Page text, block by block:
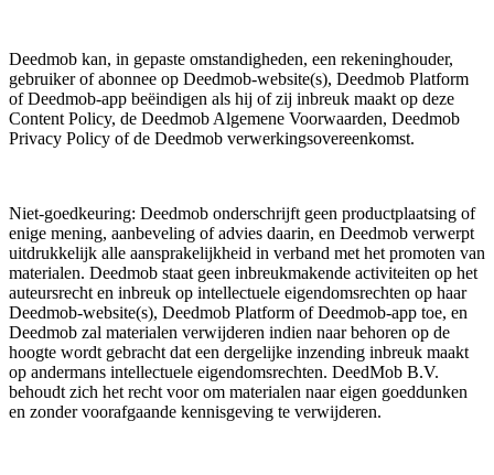
Deedmob kan, in gepaste omstandigheden, een rekeninghouder,
gebruiker of abonnee op Deedmob-website(s), Deedmob Platform
of Deedmob-app beëindigen als hij of zij inbreuk maakt op deze
Content Policy, de Deedmob Algemene Voorwaarden, Deedmob
Privacy Policy of de Deedmob verwerkingsovereenkomst.
Niet-goedkeuring: Deedmob onderschrijft geen productplaatsing of
enige mening, aanbeveling of advies daarin, en Deedmob verwerpt
uitdrukkelijk alle aansprakelijkheid in verband met het promoten van
materialen. Deedmob staat geen inbreukmakende activiteiten op het
auteursrecht en inbreuk op intellectuele eigendomsrechten op haar
Deedmob-website(s), Deedmob Platform of Deedmob-app toe, en
Deedmob zal materialen verwijderen indien naar behoren op de
hoogte wordt gebracht dat een dergelijke inzending inbreuk maakt
op andermans intellectuele eigendomsrechten. DeedMob B.V.
behoudt zich het recht voor om materialen naar eigen goeddunken
en zonder voorafgaande kennisgeving te verwijderen.